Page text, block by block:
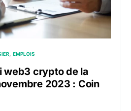
EMPLOIS
web3 crypto de la
2023 : Coin